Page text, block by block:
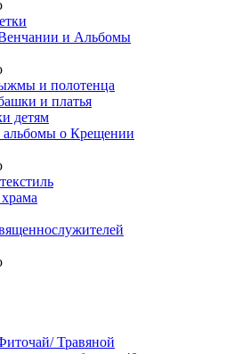
и Альбомы
и полотенца
и платья
детям
альбомы о Крещении
Травяной